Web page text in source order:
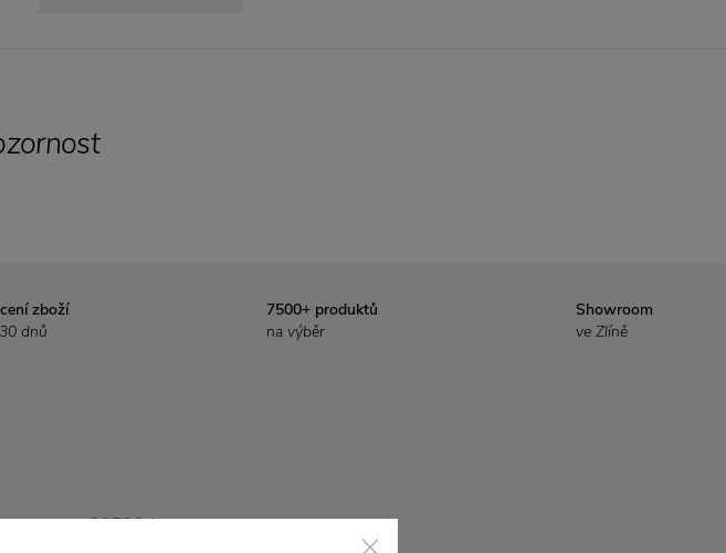
zboží
dnů
7500+ produktů
na výběr
Showroom
ve Zlíně
887294